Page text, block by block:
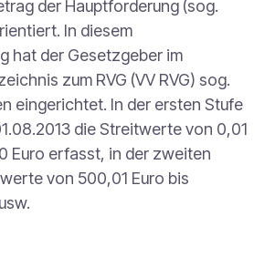
der Hauptforderung (sog.
In diesem
hat der Gesetzgeber im
zum RVG (VV RVG) sog.
eingerichtet. In der ersten Stufe
die Streitwerte von 0,01
Euro erfasst, in der zweiten
von 500,01 Euro bis